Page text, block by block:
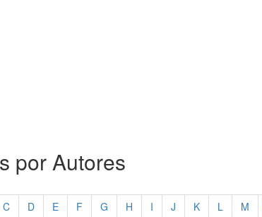
por Autores
C D E F G H I J K L M